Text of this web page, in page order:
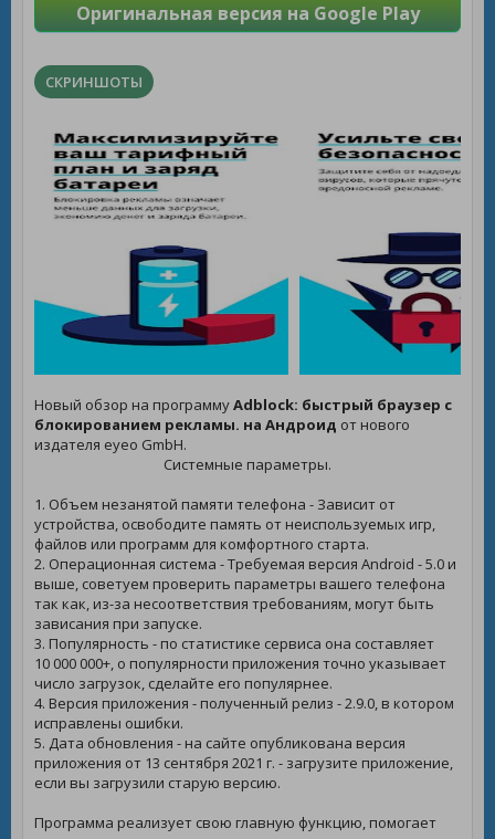
Оригинальная версия на Google Play
СКРИНШОТЫ
Новый обзор на программуAdblock: быстрый браузер с
блокированием рекламы. на Андроид от нового
издателя eyeo GmbH.
Системные параметры.
1. Объем незанятой памяти телефона - Зависит от
устройства, освободите память от неиспользуемых игр,
файлов или программ для комфортного старта.
2. Операционная система - Требуемая версия Android - 5.0 и
выше, советуем проверить параметры вашего телефона
так как, из-за несоответствия требованиям, могут быть
зависания при запуске.
3. Популярность - по статистике сервиса она составляет
10 000 000+, о популярности приложения точно указывает
число загрузок, сделайте его популярнее.
4. Версия приложения - полученный релиз - 2.9.0, в котором
исправлены ошибки.
5. Дата обновления - на сайте опубликована версия
приложения от 13 сентября 2021 г. - загрузите приложение,
если вы загрузили старую версию.
Программа реализует свою главную функцию, помогает